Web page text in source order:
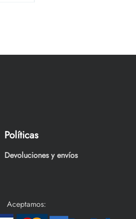
Políticas
Devoluciones y envíos
Aceptamos: